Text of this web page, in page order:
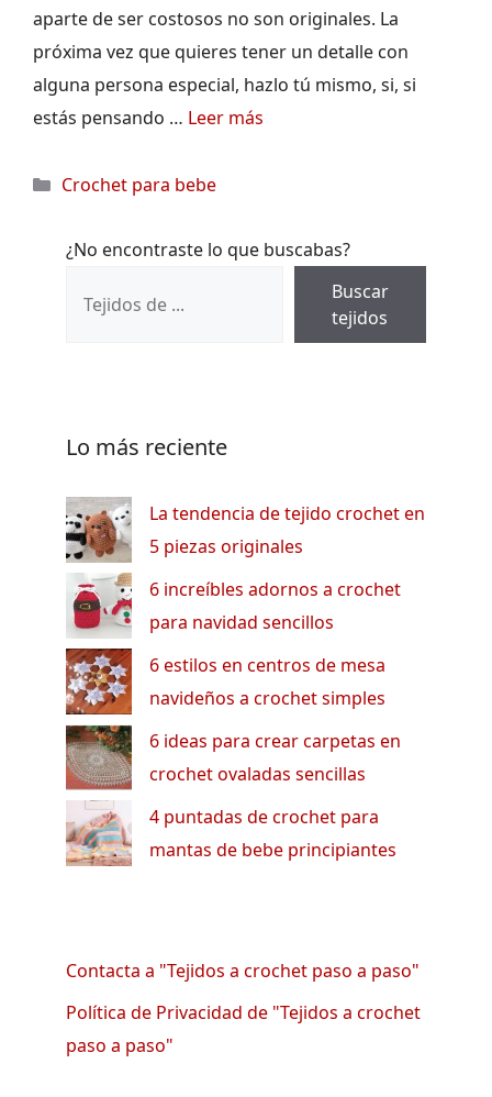
aparte de ser costosos no son originales. La
próxima vez que quieres tener un detalle con
alguna persona especial, hazlo tú mismo, si, si
estás pensando … Leer más
Categorías
Crochet para bebe
¿No encontraste lo que buscabas?
Buscar
tejidos
Lo más reciente
La tendencia de tejido crochet en
5 piezas originales
6 increíbles adornos a crochet
para navidad sencillos
6 estilos en centros de mesa
navideños a crochet simples
6 ideas para crear carpetas en
crochet ovaladas sencillas
4 puntadas de crochet para
mantas de bebe principiantes
Contacta a "Tejidos a crochet paso a paso"
Política de Privacidad de "Tejidos a crochet
paso a paso"